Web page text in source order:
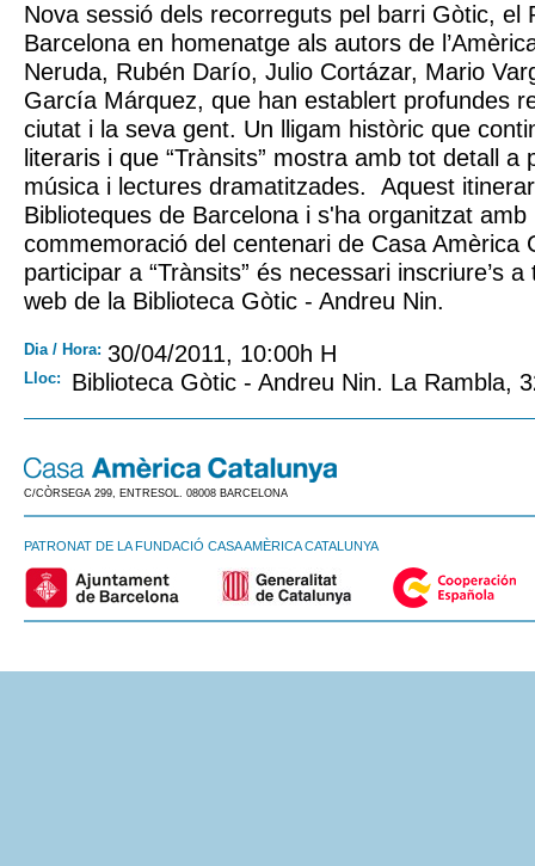
Nova sessió dels recorreguts pel barri Gòtic, el
Barcelona en homenatge als autors de
Neruda, Rubén Darío, Julio Cortázar, Mario
García Márquez, que han establert profundes
ciutat i la seva gent. Un lligam històric que
literaris i que “Trànsits” mostra amb tot detall a
música i lectures dramatitzades. Aquest
Biblioteques de Barcelona i s'ha organitzat amb
commemoració del centenari de Casa Amèrica
participar a “Trànsits” és necessari inscriure’s
web de la Biblioteca Gòtic - Andreu Nin.
Dia / Hora: 30/04/2011, 10:00h H
Lloc: Biblioteca Gòtic - Andreu Nin. La Rambla,
C/CÒRSEGA 299, ENTRESOL. 08008 BARCELONA
PATRONAT DE LA FUNDACIÓ CASA AMÈRICA CATALUNYA